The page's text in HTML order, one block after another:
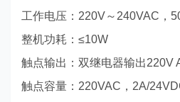
工作电压：220V～240VAC，
整机功耗：≤10W
触点输出：双继电器输出220V
触点容量：220VAC，2A/